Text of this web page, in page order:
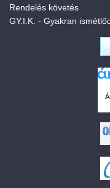
Rendelés követés
GY.I.K. - Gyakran